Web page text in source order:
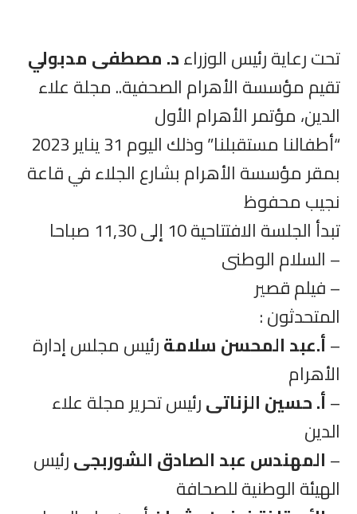
تحت رعاية رئيس الوزراءد. مصطفى مدبولي
تقيم مؤسسة الأهرام الصحفية.. مجلة علاء
الدين، مؤتمر الأهرام الأول
“أطفالنا مستقبلنا” وذلك اليوم 31 يناير 2023
بمقر مؤسسة الأهرام بشارع الجلاء في قاعة
نجيب محفوظ
تبدأ الجلسة الافتتاحية 10 إلى 11,30 صباحا
– السلام الوطنى
– فيلم قصير
المتحدثون :
–أ.عبد المحسن سلامةرئيس مجلس إدارة
الأهرام
–أ. حسين الزناتىرئيس تحرير مجلة علاء
الدين
–المهندس عبد الصادق الشوربجىرئيس
الهيئة الوطنية للصحافة